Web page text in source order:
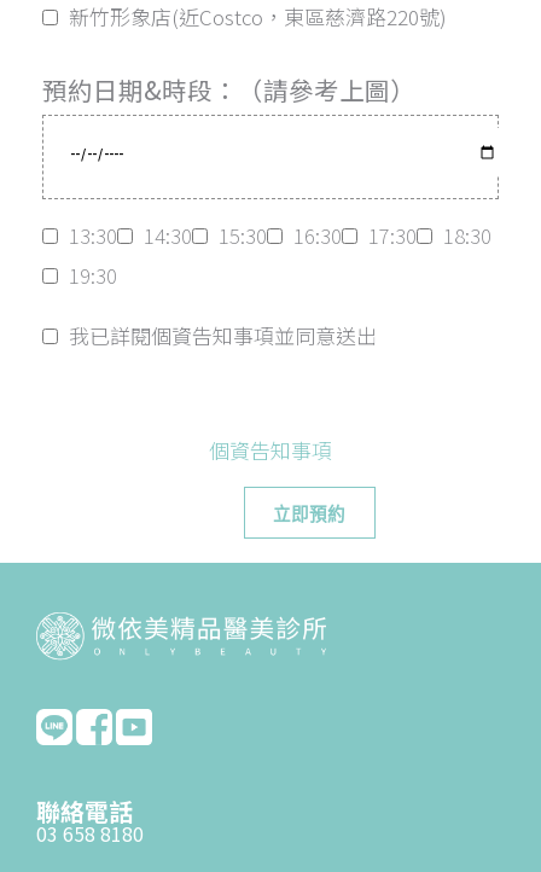
新竹形象店(近Costco，東區慈濟路220號)
預約日期&時段：（請參考上圖）
13:30 14:30 15:30 16:30 17:30
18:30
19:30
我已詳閱個資告知事項並同意送出
個資告知事項
聯絡電話
03 658 8180